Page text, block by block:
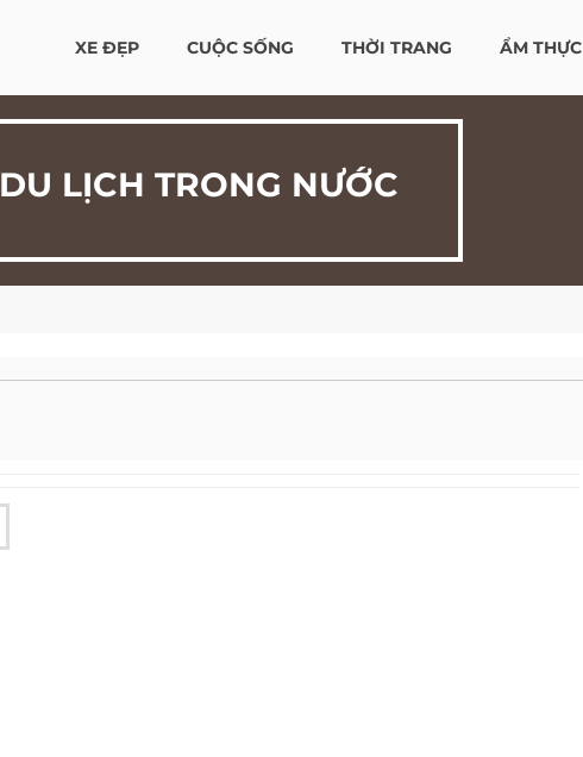
XE ĐẸP CUỘC SỐNG THỜI TRANG ẨM THỰC
DU LỊCH TRONG NƯỚC